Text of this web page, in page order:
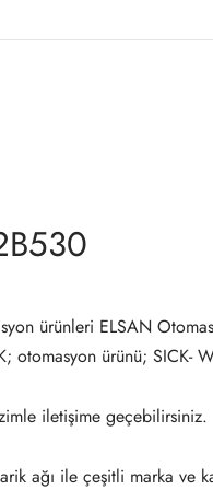
ürünleri ELSAN
otomasyon ürünü; SICK-
iletişime geçebilirsiniz.
ağı ile çeşitli marka ve